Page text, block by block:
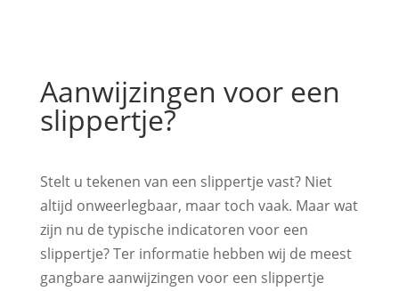
Aanwijzingen voor een
slippertje?
Stelt u tekenen van een slippertje vast? Niet
altijd onweerlegbaar, maar toch vaak. Maar wat
zijn nu de typische indicatoren voor een
slippertje? Ter informatie hebben wij de meest
gangbare aanwijzingen voor een slippertje